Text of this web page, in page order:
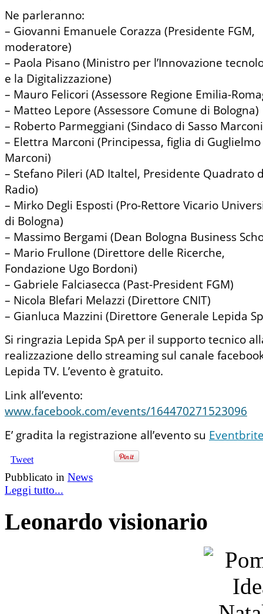
Ne parleranno:
– Giovanni Emanuele Corazza (Presidente FGM,
moderatore)
– Paola Pisano (Ministro per l’Innovazione
e la Digitalizzazione)
– Mauro Felicori (Assessore Regione Emilia-
– Matteo Lepore (Assessore Comune di Bologna)
– Roberto Parmeggiani (Sindaco di Sasso
– Elettra Marconi (Principessa, figlia di Guglielmo
Marconi)
– Stefano Pileri (AD Italtel, Presidente Quadrato
Radio)
– Mirko Degli Esposti (Pro-Rettore Vicario
di Bologna)
– Massimo Bergami (Dean Bologna Business
– Mario Frullone (Direttore delle Ricerche,
Fondazione Ugo Bordoni)
– Gabriele Falciasecca (Past-President FGM)
– Nicola Blefari Melazzi (Direttore CNIT)
– Gianluca Mazzini (Direttore Generale Lepida
Si ringrazia Lepida SpA per il supporto tecnico
realizzazione dello streaming sul canale
Lepida TV. L’evento è gratuito.
Link all’evento:
www.facebook.com/events/164470271523096
E’ gradita la registrazione all’evento su
Tweet
Pubblicato in News
Leggi tutto...
Leonardo visionario